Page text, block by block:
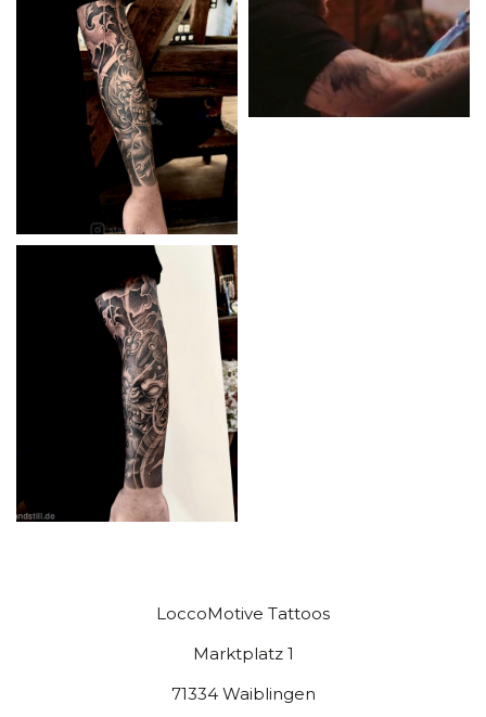
LoccoMotive Tattoos
Marktplatz 1
71334 Waiblingen